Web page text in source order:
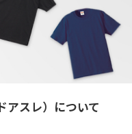
スレ）について